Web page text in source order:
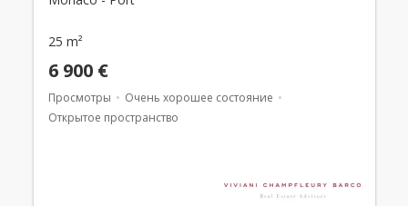
25 m²
6 900 €
Просмотры
Очень хорошее состояние
Открытое пространство